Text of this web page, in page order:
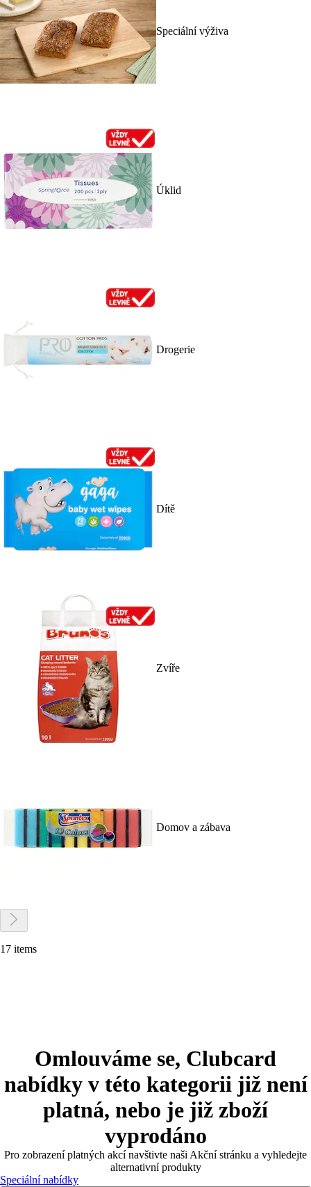
Speciální výživa
Úklid
Drogerie
Dítě
Zvíře
Domov a zábava
17 items
Omlouváme se, Clubcard
nabídky v této kategorii již není
platná, nebo je již zboží
vyprodáno
Pro zobrazení platných akcí navštivte naši Akční stránku a vyhledejte
alternativní produkty
Speciální nabídky